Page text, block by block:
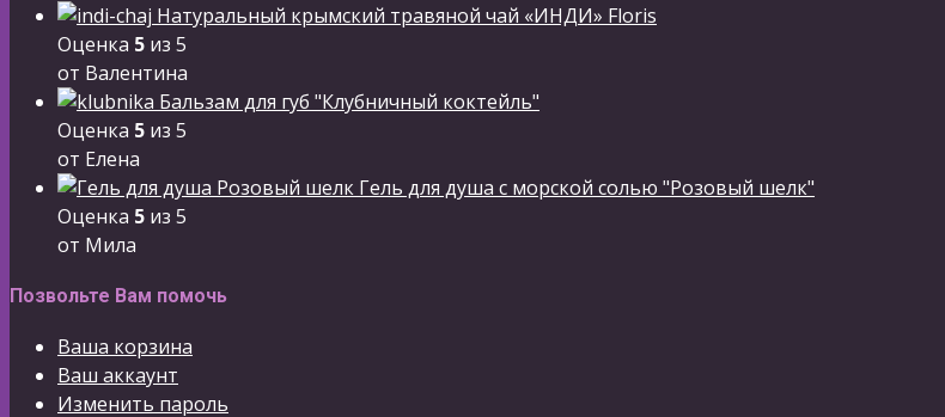
Натуральный крымский травяной чай «ИНДИ» Floris
Оценка 5 из 5
от Валентина
Бальзам для губ "Клубничный коктейль"
Оценка 5 из 5
от Елена
Гель для душа с морской солью "Розовый шелк"
Оценка 5 из 5
от Мила
Позвольте Вам помочь
Ваша корзина
Ваш аккаунт
Изменить пароль